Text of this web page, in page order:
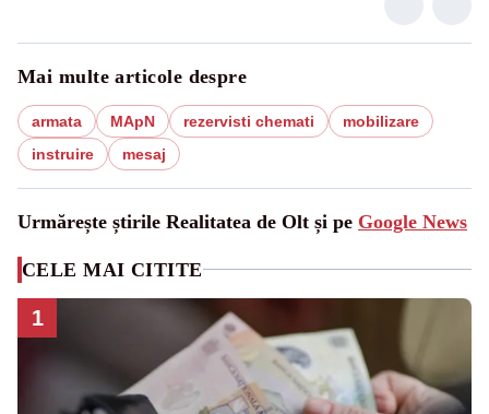
Mai multe articole despre
armata MApN rezervisti chemati
mobilizare
instruire
mesaj
Urmărește știrile Realitatea de Olt și pe Google News
CELE MAI CITITE
1